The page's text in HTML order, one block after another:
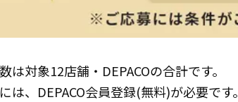
は対象12店舗・DEPACOの合計です。
は、DEPACO会員登録(無料)が必要です。